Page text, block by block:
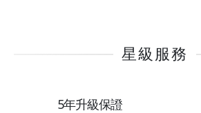
星級服務
5年升級保證